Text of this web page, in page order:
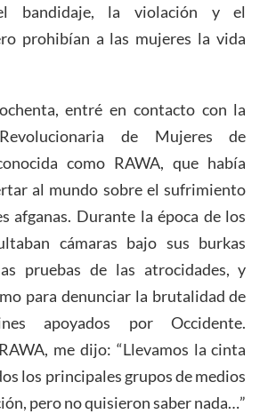
bandidaje, la violación y el
prohibían a las mujeres la vida
entré en contacto con la
de Mujeres de
como RAWA, que había
al mundo sobre el sufrimiento
afganas. Durante la época de los
cámaras bajo sus burkas
pruebas de las atrocidades, y
para denunciar la brutalidad de
apoyados por Occidente.
me dijo: “Llevamos la cinta
los principales grupos de medios
pero no quisieron saber nada…”